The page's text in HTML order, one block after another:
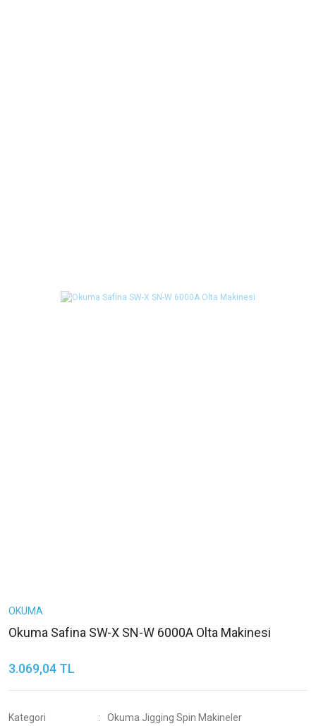
OKUMA
Okuma Safina SW-X SN-W 6000A Olta Makinesi
3.069,04 TL
Kategori Okuma Jigging Spin Makineler